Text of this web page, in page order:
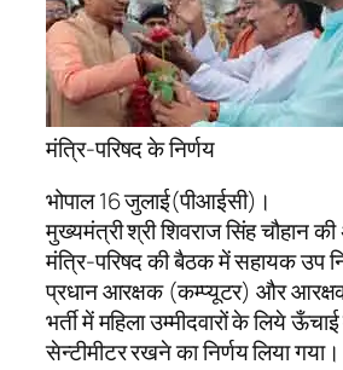
मंत्रि-परिषद के निर्णय
भोपाल 16 जुलाई(पीआईसी)।
मुख्यमंत्री श्री शिवराज सिंह चौहान
मंत्रि-परिषद की बैठक में सहायक उप
प्रधान आरक्षक (कम्प्यूटर) और
भर्ती में महिला उम्मीदवारों के लिये
सेन्टीमीटर रखने का निर्णय लिया गया।